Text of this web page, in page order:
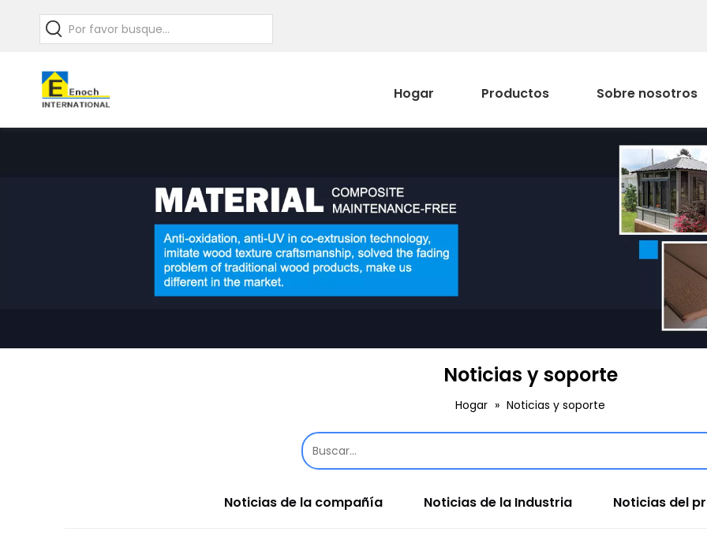
Hogar Productos Sobre nosotros
Noticias y soporte
Hogar » Noticias y soporte
Noticias de la compañía Noticias de la Industria Noticias del